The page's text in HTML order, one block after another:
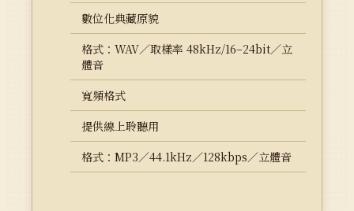
數位化典藏原貌
格式：WAV／取樣率 48kHz/16–24bit／立
體音
寬頻格式
提供線上聆聽用
格式：MP3／44.1kHz／128kbps／立體音